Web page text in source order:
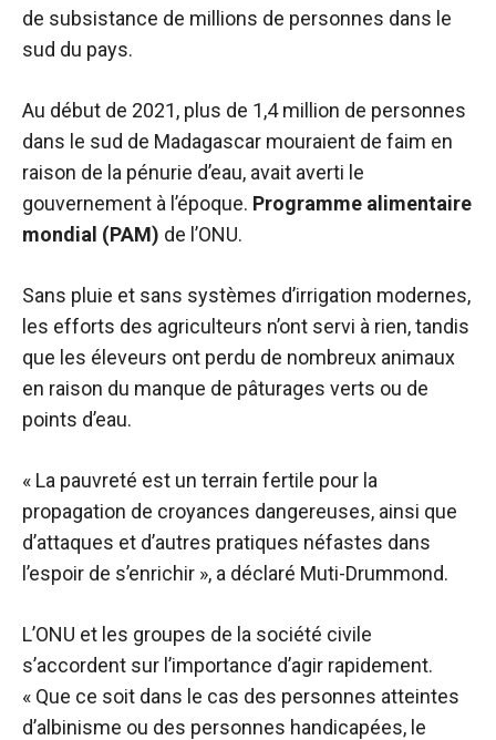
de subsistance de millions de personnes dans le
sud du pays.
Au début de 2021, plus de 1,4 million de personnes
dans le sud de Madagascar mouraient de faim en
raison de la pénurie d’eau, avait averti le
gouvernement à l’époque. Programme alimentaire
mondial (PAM) de l’ONU.
Sans pluie et sans systèmes d’irrigation modernes,
les efforts des agriculteurs n’ont servi à rien, tandis
que les éleveurs ont perdu de nombreux animaux
en raison du manque de pâturages verts ou de
points d’eau.
« La pauvreté est un terrain fertile pour la
propagation de croyances dangereuses, ainsi que
d’attaques et d’autres pratiques néfastes dans
l’espoir de s’enrichir », a déclaré Muti-Drummond.
L’ONU et les groupes de la société civile
s’accordent sur l’importance d’agir rapidement.
« Que ce soit dans le cas des personnes atteintes
d’albinisme ou des personnes handicapées, le